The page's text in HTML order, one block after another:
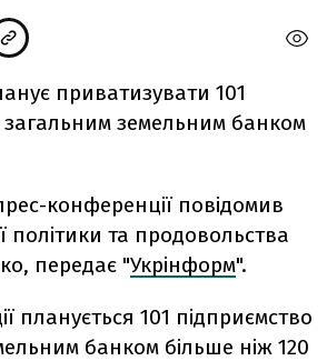
приватизувати 101
загальним земельним банком
конференції повідомив
політики та продовольства
передає "Укрінформ".
планується 101 підприємство
банком більше ніж 120